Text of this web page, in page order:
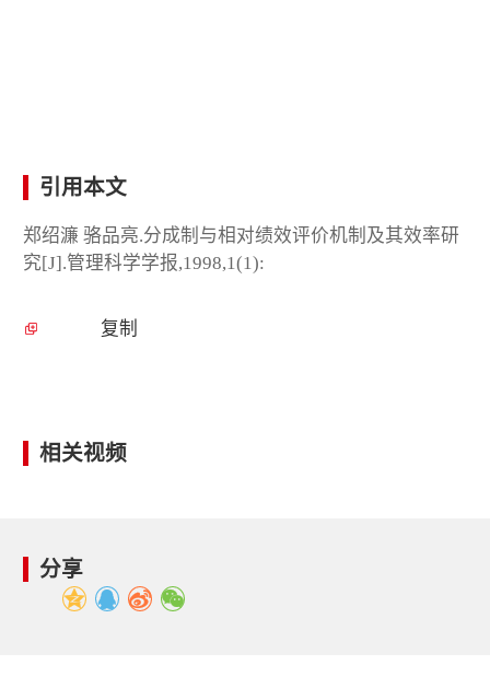
引用本文
郑绍濂 骆品亮.分成制与相对绩效评价机制及其效率研
究[J].管理科学学报,1998,1(1):
复制
相关视频
分享